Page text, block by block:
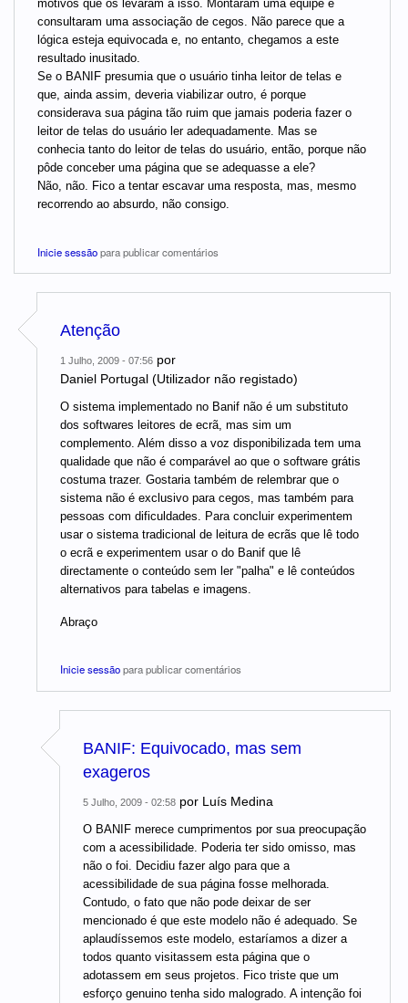
motivos que os levaram a isso. Montaram uma equipe e
consultaram uma associação de cegos. Não parece que a
lógica esteja equivocada e, no entanto, chegamos a este
resultado inusitado.
Se o BANIF presumia que o usuário tinha leitor de telas e
que, ainda assim, deveria viabilizar outro, é porque
considerava sua página tão ruim que jamais poderia fazer o
leitor de telas do usuário ler adequadamente. Mas se
conhecia tanto do leitor de telas do usuário, então, porque não
pôde conceber uma página que se adequasse a ele?
Não, não. Fico a tentar escavar uma resposta, mas, mesmo
recorrendo ao absurdo, não consigo.
Inicie sessãopara publicar comentários
Atenção
1 Julho, 2009 - 07:56 por
Daniel Portugal (Utilizador não registado)
O sistema implementado no Banif não é um substituto
dos softwares leitores de ecrã, mas sim um
complemento. Além disso a voz disponibilizada tem uma
qualidade que não é comparável ao que o software grátis
costuma trazer. Gostaria também de relembrar que o
sistema não é exclusivo para cegos, mas também para
pessoas com dificuldades. Para concluir experimentem
usar o sistema tradicional de leitura de ecrãs que lê todo
o ecrã e experimentem usar o do Banif que lê
directamente o conteúdo sem ler "palha" e lê conteúdos
alternativos para tabelas e imagens.
Abraço
Inicie sessãopara publicar comentários
BANIF: Equivocado, mas sem
exageros
5 Julho, 2009 - 02:58 por Luís Medina
O BANIF merece cumprimentos por sua preocupação
com a acessibilidade. Poderia ter sido omisso, mas
não o foi. Decidiu fazer algo para que a
acessibilidade de sua página fosse melhorada.
Contudo, o fato que não pode deixar de ser
mencionado é que este modelo não é adequado. Se
aplaudíssemos este modelo, estaríamos a dizer a
todos quanto visitassem esta página que o
adotassem em seus projetos. Fico triste que um
esforço genuino tenha sido malogrado. A intenção foi